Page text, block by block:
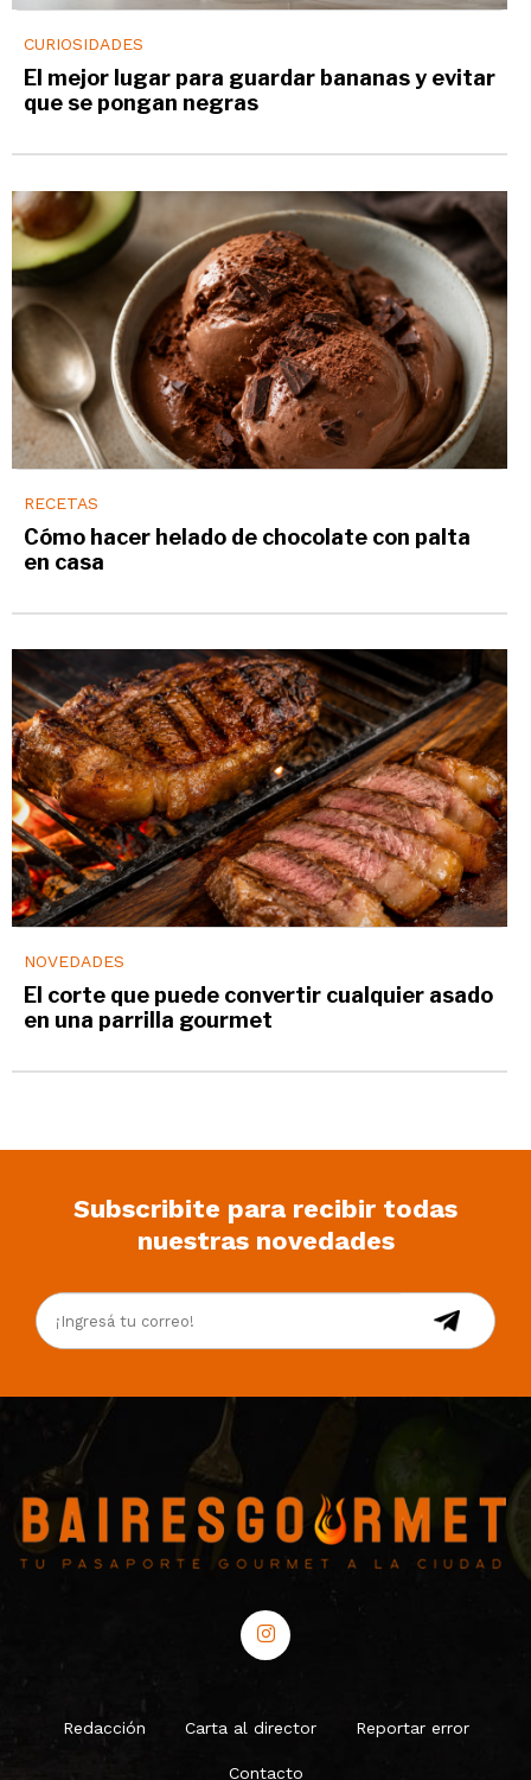
CURIOSIDADES
El mejor lugar para guardar bananas y evitar
que se pongan negras
RECETAS
Cómo hacer helado de chocolate con palta
en casa
NOVEDADES
El corte que puede convertir cualquier asado
en una parrilla gourmet
Subscribite para recibir todas
nuestras novedades
Redacción Carta al director Reportar error
Contacto